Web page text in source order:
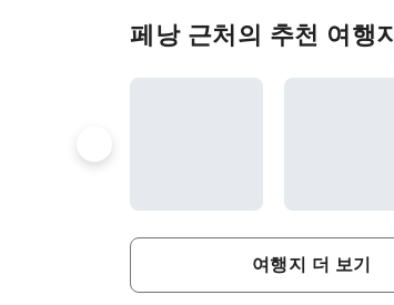
페낭 근처의 추천 여행지
여행지 더 보기